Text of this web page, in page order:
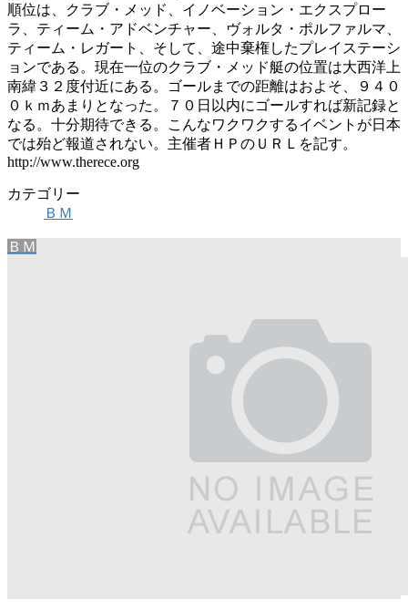
順位は、クラブ・メッド、イノベーション・エクスプロー
ラ、ティーム・アドベンチャー、ヴォルタ・ポルファルマ、
ティーム・レガート、そして、途中棄権したプレイステーシ
ョンである。現在一位のクラブ・メッド艇の位置は大西洋上
南緯３２度付近にある。ゴールまでの距離はおよそ、９４０
０ｋｍあまりとなった。７０日以内にゴールすれば新記録と
なる。十分期待できる。こんなワクワクするイベントが日本
では殆ど報道されない。主催者ＨＰのＵＲＬを記す。
http://www.therece.org
カテゴリー
ＢＭ
ＢＭ